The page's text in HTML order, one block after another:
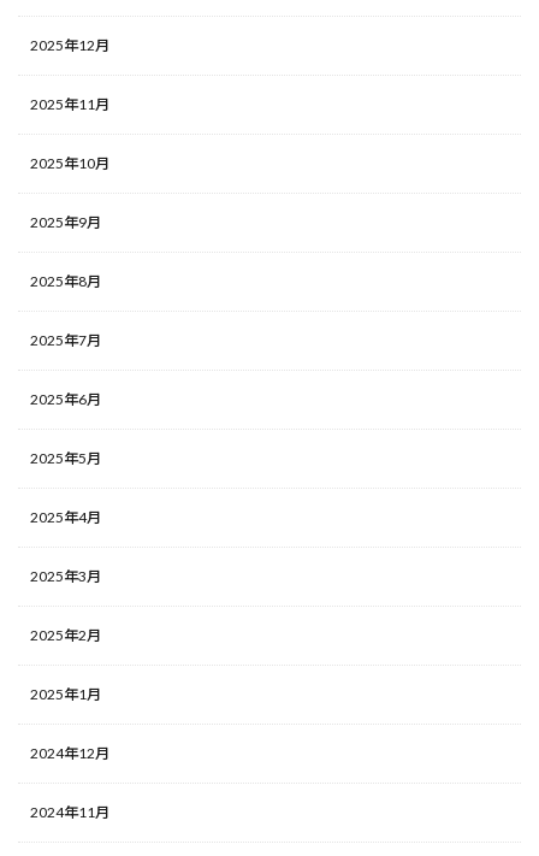
2025年12月
2025年11月
2025年10月
2025年9月
2025年8月
2025年7月
2025年6月
2025年5月
2025年4月
2025年3月
2025年2月
2025年1月
2024年12月
2024年11月